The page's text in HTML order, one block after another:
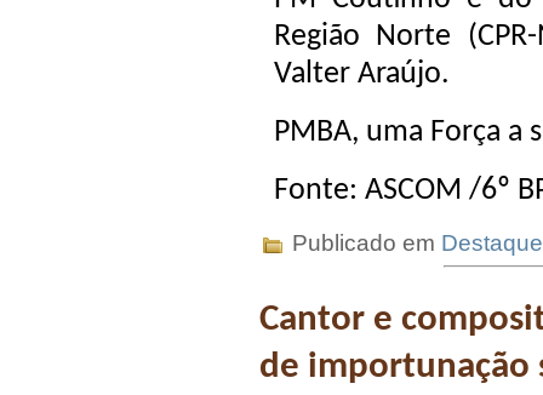
Região Norte
Valter Araújo.
PMBA, uma Força a
Fonte: ASCOM /6º
Publicado em
Cantor e
de importunação